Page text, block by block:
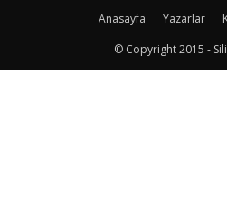
Anasayfa Yazarlar
© Copyright 2015 -